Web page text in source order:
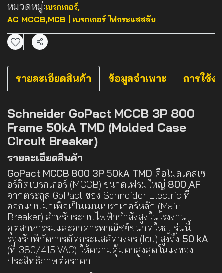
หมวดหมู่:เบรกเกอร์,
AC MCCB,MCB | เบรกเกอร์ ไฟกระแสสลับ
แชร์
รายละเอียดสินค้า ข้อมูลจำเพาะ การใช้ง
Schneider GoPact MCCB 3P 800
Frame 50kA TMD (Molded Case
Circuit Breaker)
รายละเอียดสินค้า
GoPact MCCB 800 3P 50kA TMD คือโมลเคสเซ
อร์กิตเบรกเกอร์ (MCCB) ขนาดเฟรมใหญ่ 800 AF
จากตระกูล GoPact ของ Schneider Electric ที่
ออกแบบมาเพื่อเป็นเมนเบรกเกอร์หลัก (Main
Breaker) สำหรับระบบไฟฟ้ากำลังสูงในโรงงาน
อุตสาหกรรมและอาคารพาณิชย์ขนาดใหญ่ รุ่นนี้
รองรับพิกัดการตัดกระแสลัดวงจร (Icu) สูงถึง 50 kA
(ที่ 380/415 VAC) ให้ความคุ้มค่าสูงสุดในแง่ของ
ประสิทธิภาพต่อราคา